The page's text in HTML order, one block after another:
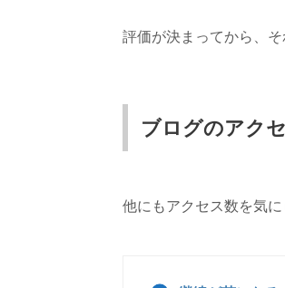
評価が決まってから、
ブログのアク
他にもアクセス数を気